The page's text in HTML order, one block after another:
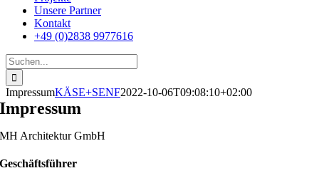
Unsere Partner
Kontakt
+49 (0)2838 9977616
Suche
nach:
ImpressumKÄSE+SENF2022-10-06T09:08:10+02:00
Impressum
MH Architektur GmbH
Geschäftsführer